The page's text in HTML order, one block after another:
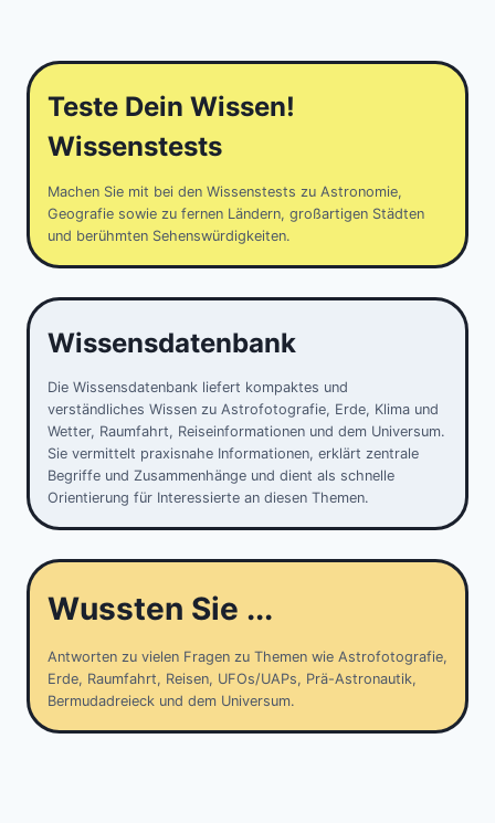
Teste Dein Wissen!
Wissenstests
Machen Sie mit bei den Wissenstests zu Astronomie,
Geografie sowie zu fernen Ländern, großartigen Städten
und berühmten Sehenswürdigkeiten.
Wissensdatenbank
Die Wissensdatenbank liefert kompaktes und
verständliches Wissen zu Astrofotografie, Erde, Klima und
Wetter, Raumfahrt, Reiseinformationen und dem Universum.
Sie vermittelt praxisnahe Informationen, erklärt zentrale
Begriffe und Zusammenhänge und dient als schnelle
Orientierung für Interessierte an diesen Themen.
Wussten Sie ...
Antworten zu vielen Fragen zu Themen wie Astrofotografie,
Erde, Raumfahrt, Reisen, UFOs/UAPs, Prä-Astronautik,
Bermudadreieck und dem Universum.